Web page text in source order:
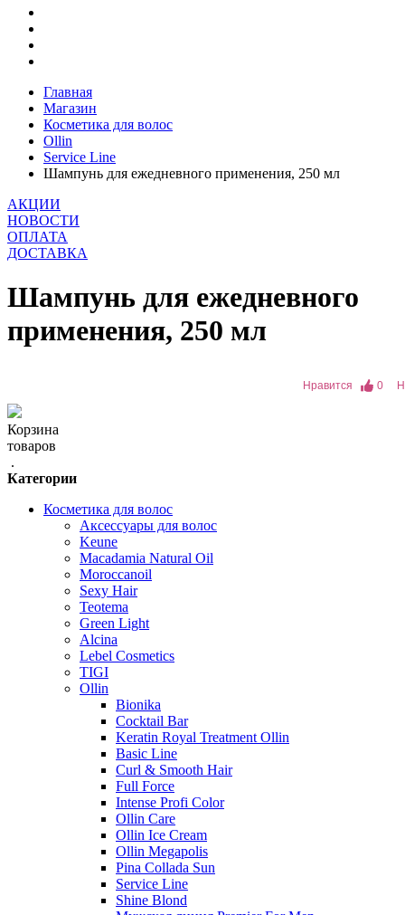
Главная
Магазин
Косметика для волос
Ollin
Service Line
Шампунь для ежедневного применения, 250 мл
АКЦИИ
НОВОСТИ
ОПЛАТА
ДОСТАВКА
Шампунь для ежедневного
применения, 250 мл
Нравится 0
Корзина
товаров
.
Категории
Косметика для волос
Аксессуары для волос
Keune
Macadamia Natural Oil
Moroccanoil
Sexy Hair
Teotema
Green Light
Alcina
Lebel Cosmetics
TIGI
Ollin
Bionika
Cocktail Bar
Keratin Royal Treatment Ollin
Basic Line
Curl & Smooth Hair
Full Force
Intense Profi Color
Ollin Care
Ollin Ice Cream
Ollin Megapolis
Pina Collada Sun
Service Line
Shine Blond